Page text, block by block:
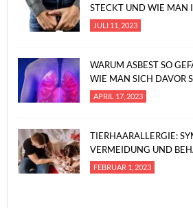
STECKT UND WIE MAN
JULI 11, 2023
WARUM ASBEST SO
WIE MAN SICH DAVOR
APRIL 17, 2023
TIERHAARALLERGIE:
VERMEIDUNG UND
FEBRUAR 1, 2023